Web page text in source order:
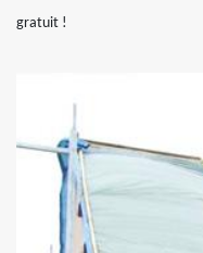
gratuit !